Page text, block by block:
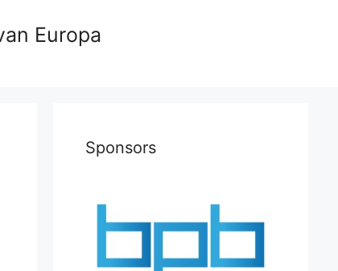
Europa
Sponsors